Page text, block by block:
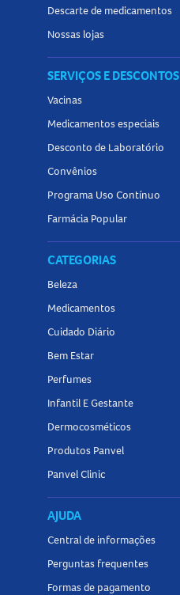
Descarte de medicamentos
Nossas lojas
SERVIÇOS E DESCONTOS
Vacinas
Medicamentos especiais
Desconto de Laboratório
Convênios
Programa Uso Contínuo
Farmácia Popular
CATEGORIAS
Beleza
Medicamentos
Cuidado Diário
Bem Estar
Perfumes
Infantil E Gestante
Dermocosméticos
Produtos Panvel
Panvel Clinic
AJUDA
Central de informações
Perguntas frequentes
Formas de pagamento